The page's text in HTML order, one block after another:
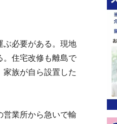
必要がある。現地
。住宅改修も離島で
族が自ら設置した
業所から急いで輸